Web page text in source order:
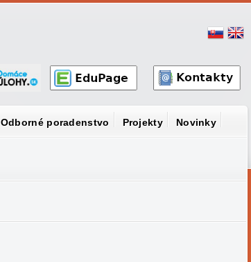
Odborné poradenstvo Projekty Novinky